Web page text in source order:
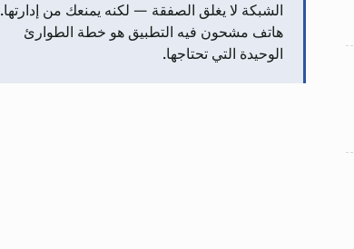
الشبكة لا يغلق الصفقة — لكنه يمنعك من إدارتها.
هاتف مشحون فيه التطبيق هو خطة الطوارئ
الوحيدة التي تحتاجها.